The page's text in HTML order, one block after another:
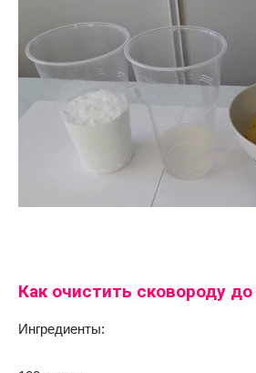
Как очистить сковороду
Ингредиенты: